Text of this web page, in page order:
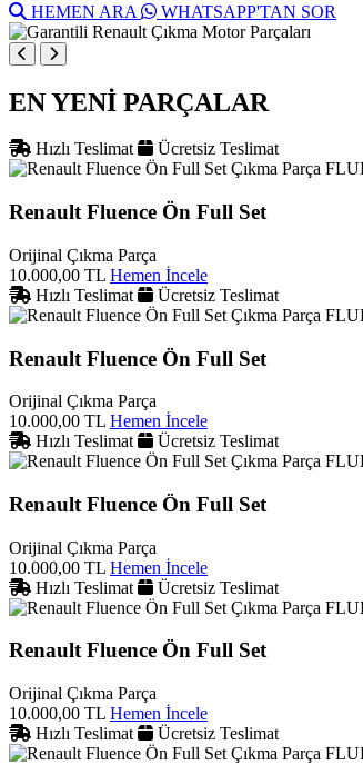
HEMEN ARA
WHATSAPP'TAN SOR
EN YENİ PARÇALAR
Hızlı Teslimat
Ücretsiz Teslimat
Renault Fluence Ön Full Set
Orijinal Çıkma Parça
10.000,00 TL Hemen İncele
Hızlı Teslimat
Ücretsiz Teslimat
Renault Fluence Ön Full Set
Orijinal Çıkma Parça
10.000,00 TL Hemen İncele
Hızlı Teslimat
Ücretsiz Teslimat
Renault Fluence Ön Full Set
Orijinal Çıkma Parça
10.000,00 TL Hemen İncele
Hızlı Teslimat
Ücretsiz Teslimat
Renault Fluence Ön Full Set
Orijinal Çıkma Parça
10.000,00 TL Hemen İncele
Hızlı Teslimat
Ücretsiz Teslimat